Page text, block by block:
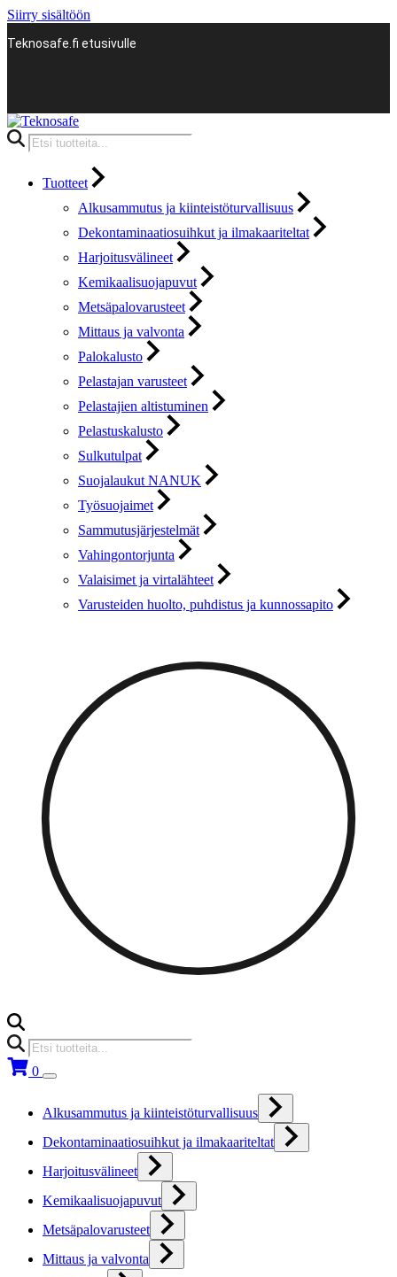
Siirry sisältöön
Teknosafe.fi etusivulle
Products
search
Tuotteet
Alkusammutus ja kiinteistöturvallisuus
Dekontaminaatiosuihkut ja ilmakaariteltat
Harjoitusvälineet
Kemikaalisuojapuvut
Metsäpalovarusteet
Mittaus ja valvonta
Palokalusto
Pelastajan varusteet
Pelastajien altistuminen
Pelastuskalusto
Sulkutulpat
Suojalaukut NANUK
Työsuojaimet
Sammutusjärjestelmät
Vahingontorjunta
Valaisimet ja virtalähteet
Varusteiden huolto, puhdistus ja kunnossapito
Products
search
0
Alkusammutus ja kiinteistöturvallisuus
Dekontaminaatiosuihkut ja ilmakaariteltat
Harjoitusvälineet
Kemikaalisuojapuvut
Metsäpalovarusteet
Mittaus ja valvonta